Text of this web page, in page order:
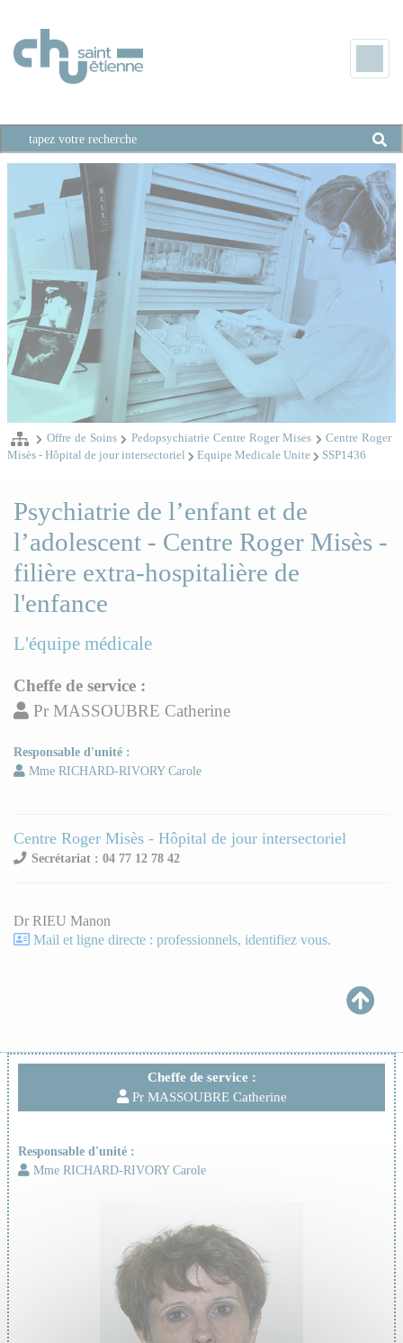
Offre de Soins Pedopsychiatrie Centre Roger Mises
Centre Roger
Misès - Hôpital de jour intersectoriel
Equipe Medicale Unite SSP1436
Cheffe de service :
Pr MASSOUBRE Catherine
Responsable d'unité :
Mme RICHARD-RIVORY Carole
Psychiatrie de l’enfant et de
l’adolescent - Centre Roger Misès -
filière extra-hospitalière de
l'enfance
L'équipe médicale
Cheffe de service :
Pr MASSOUBRE Catherine
Responsable d'unité :
Mme RICHARD-RIVORY Carole
Centre Roger Misès - Hôpital de jour intersectoriel
Secrétariat : 04 77 12 78 42
Dr RIEU Manon
Mail et ligne directe : professionnels, identifiez vous.